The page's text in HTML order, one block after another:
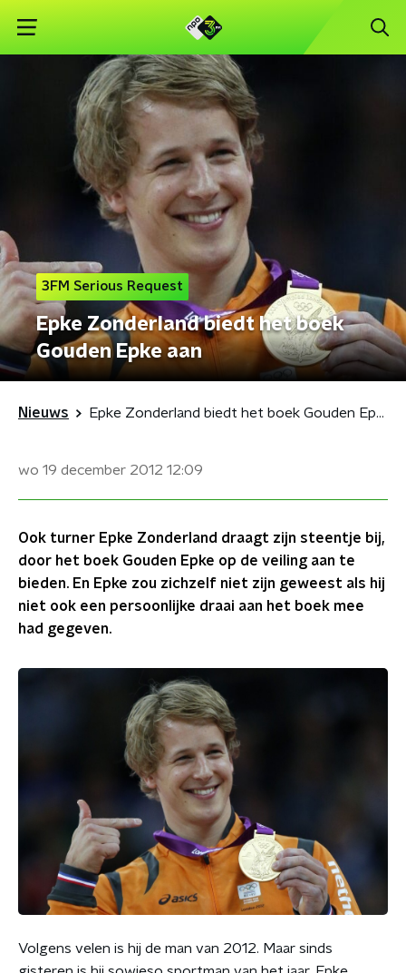
3FM Serious Request
Epke Zonderland biedt het boek
Gouden Epke aan
Nieuws Epke Zonderland biedt het boek Gouden Epke aan
wo 19 december 2012 12:09
Ook turner Epke Zonderland draagt zijn steentje bij,
door het boek Gouden Epke op de veiling aan te
bieden. En Epke zou zichzelf niet zijn geweest als hij
niet ook een persoonlijke draai aan het boek mee
had gegeven.
Volgens velen is hij de man van 2012. Maar sinds